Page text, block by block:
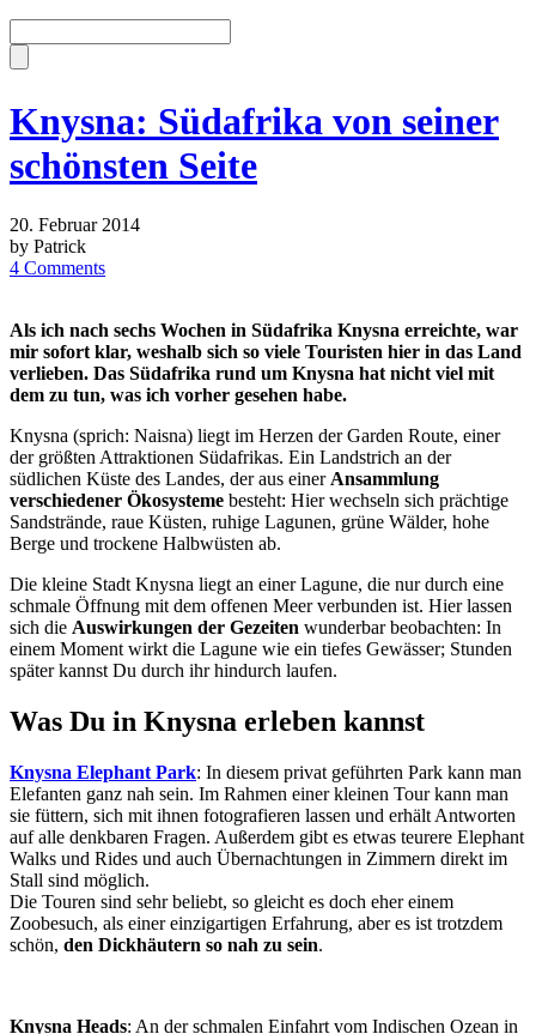
Knysna: Südafrika von seiner
schönsten Seite
20. Februar 2014
by Patrick
4 Comments
Als ich nach sechs Wochen in Südafrika Knysna erreichte, war
mir sofort klar, weshalb sich so viele Touristen hier in das Land
verlieben. Das Südafrika rund um Knysna hat nicht viel mit
dem zu tun, was ich vorher gesehen habe.
Knysna (sprich: Naisna) liegt im Herzen der Garden Route, einer
der größten Attraktionen Südafrikas. Ein Landstrich an der
südlichen Küste des Landes, der aus einer Ansammlung
verschiedener Ökosysteme besteht: Hier wechseln sich prächtige
Sandstrände, raue Küsten, ruhige Lagunen, grüne Wälder, hohe
Berge und trockene Halbwüsten ab.
Die kleine Stadt Knysna liegt an einer Lagune, die nur durch eine
schmale Öffnung mit dem offenen Meer verbunden ist. Hier lassen
sich die Auswirkungen der Gezeiten wunderbar beobachten: In
einem Moment wirkt die Lagune wie ein tiefes Gewässer; Stunden
später kannst Du durch ihr hindurch laufen.
Was Du in Knysna erleben kannst
Knysna Elephant Park: In diesem privat geführten Park kann man
Elefanten ganz nah sein. Im Rahmen einer kleinen Tour kann man
sie füttern, sich mit ihnen fotografieren lassen und erhält Antworten
auf alle denkbaren Fragen. Außerdem gibt es etwas teurere Elephant
Walks und Rides und auch Übernachtungen in Zimmern direkt im
Stall sind möglich.
Die Touren sind sehr beliebt, so gleicht es doch eher einem
Zoobesuch, als einer einzigartigen Erfahrung, aber es ist trotzdem
schön, den Dickhäutern so nah zu sein.
Knysna Heads: An der schmalen Einfahrt vom Indischen Ozean in